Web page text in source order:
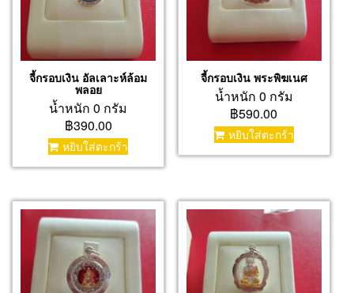
จี้กรอบเงิน อัลเลาะห์ล้อม
พลอย
น้ำหนัก 0 กรัม
฿390.00
หยิบใส่ตะกร้า
จี้กรอบเงิน พระพิฆเนศ
น้ำหนัก 0 กรัม
฿590.00
หยิบใส่ตะกร้า